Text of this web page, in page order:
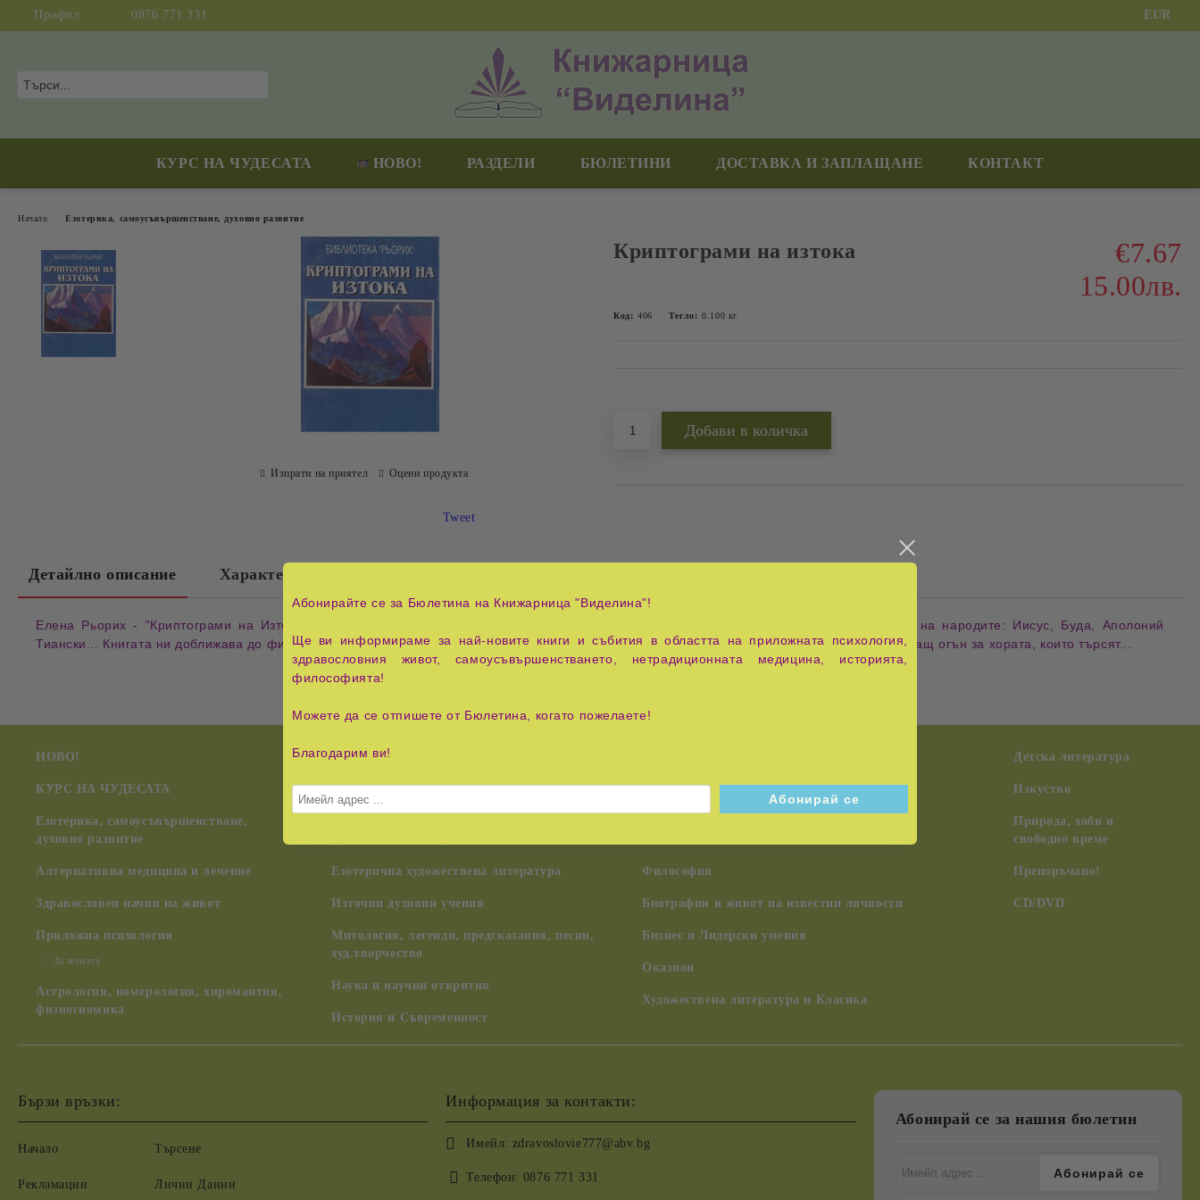
Профил 0876 771 331 EUR
КУРС НА ЧУДЕСАТА НОВО! РАЗДЕЛИ БЮЛЕТИНИ ДОСТАВКА И ЗАПЛАЩАНЕ КОНТАКТ
Начало Езотерика, самоусъвършенстване, духовно развитие
Криптограми на изтока
€7.67
15.00лв.
Код: 406 Тегло: 0.100 кг
Изпрати на приятел Оцени продукта
Tweet
Детайлно описание Характеристики
Елена Рьорих - "Криптограми на Изтока" изд. "Лада" София, 1993г. Тази прекрасна книга съдържа притчи за живота на Учителите на народите: Иисус, Буда, Аполоний
Тиански... Книгата ни доближава до философията на Изтока и до сложната философия на живота - вчера, днес, утре...Тя е като пречистващ огън за хората, които търсят...
НОВО!
КУРС НА ЧУДЕСАТА
Езотерика, самоусъвършенстване,
духовно развитие
Алтернативна медицина и лечение
Здравословен начин на живот
Приложна психология
За жената
Астрология, номерология, хиромантия,
физиогномика
Радиестезия
Учението на Учителя Петър Дънов (Беинса
Дуно)
Езотерична художествена литература
Източни духовни учения
Митология, легенди, предсказания, песни,
худ.творчество
Наука и научни открития
История и Съвременност
Тайни и загадки
Философия
Биографии и живот на известни личности
Бизнес и Лидерски умения
Оказион
Художествена литература и Класика
Детска литература
Изкуство
Природа, хоби и
свободно време
Препоръчано!
CD/DVD
Бързи връзки:
Начало
Рекламации
Търсене
Лични Данни
Информация за контакти:
Имейл: zdravoslovie777@abv.bg
Телефон: 0876 771 331
Абонирай се за нашия бюлетин
Абонирайте се за Бюлетина на Книжарница "Виделина"!
Ще ви информираме за най-новите книги и събития в областта на приложната психология,
здравословния живот, самоусъвършенстването, нетрадиционната медицина, историята,
философията!
Можете да се отпишете от Бюлетина, когато пожелаете!
Благодарим ви!